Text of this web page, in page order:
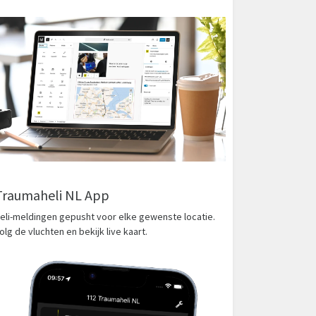
NL App
meldingen gepusht voor elke gewenste locatie.
de vluchten en bekijk live kaart.